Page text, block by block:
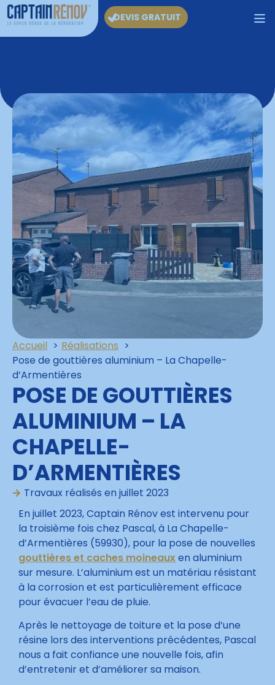
DEVIS GRATUIT
Accueil
Réalisations
Pose de gouttières aluminium – La Chapelle-
d’Armentières
POSE DE GOUTTIÈRES
ALUMINIUM – LA
CHAPELLE-
D’ARMENTIÈRES
Travaux réalisés en juillet 2023
En juillet 2023, Captain Rénov est intervenu pour
la troisième fois chez Pascal, à La Chapelle-
d’Armentières (59930), pour la pose de nouvelles
gouttières et caches moineauxen aluminium
sur mesure. L’aluminium est un matériau résistant
à la corrosion et est particulièrement efficace
pour évacuer l’eau de pluie.
Après le nettoyage de toiture et la pose d’une
résine lors des interventions précédentes, Pascal
nous a fait confiance une nouvelle fois, afin
d’entretenir et d’améliorer sa maison.